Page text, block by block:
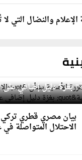
والنضال التي
الأممية بشأن
بغزة دليل إضافي على
بيان مصري قطري تركي
الاحتلال المتواصلة